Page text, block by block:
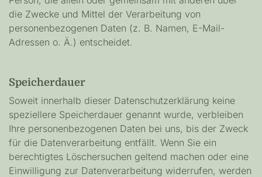
die Zwecke und Mittel der Verarbeitung von
personenbezogenen Daten (z. B. Namen, E-Mail-
Adressen o. Ä.) entscheidet.
Speicherdauer
Soweit innerhalb dieser Datenschutzerklärung keine
speziellere Speicherdauer genannt wurde, verbleiben
Ihre personenbezogenen Daten bei uns, bis der Zweck
für die Datenverarbeitung entfällt. Wenn Sie ein
berechtigtes Löschersuchen geltend machen oder eine
Einwilligung zur Datenverarbeitung widerrufen, werden